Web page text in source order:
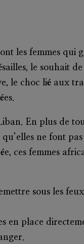
les femmes qui
le souhait de
le choc lié aux
En plus de
ne font
ces femmes
sous les
en place